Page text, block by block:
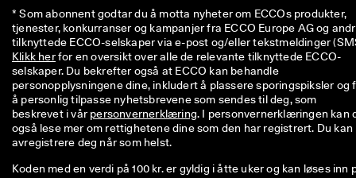
* Som abonnent godtar du å motta nyheter om ECCOs produkter,
tjenester, konkurranser og kampanjer fra ECCO Europe AG og
Klikk her for en oversikt over alle de relevante tilknyttede ECCO-
selskaper. Du bekrefter også at ECCO kan behandle
personopplysningene dine, inkludert å plassere sporingspiksler og
å personlig tilpasse nyhetsbrevene som sendes til deg, som
beskrevet i vår personvernerklæring. I personvernerklæringen kan
også lese mer om rettighetene dine som den har registrert. Du kan
avregistrere deg når som helst.
Koden med en verdi på 100 kr. er gyldig i åtte uker og kan løses inn